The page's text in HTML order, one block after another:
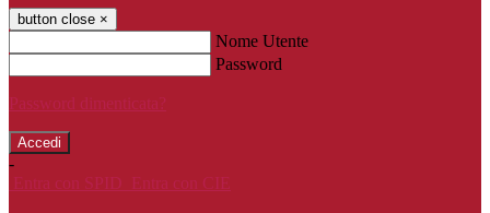
button close ×
Nome Utente
Password
Password dimenticata?
-
Entra con SPID
Entra con CIE